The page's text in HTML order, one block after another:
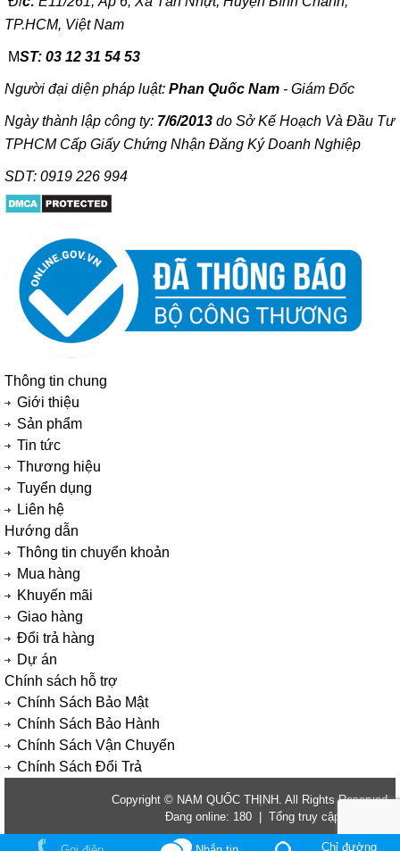
TP.HCM, Việt Nam
MST: 03 12 31 54 53
Người đại diện pháp luật: Phan Quốc Nam - Giám Đốc
Ngày thành lập công ty: 7/6/2013 do Sở Kế Hoạch Và Đầu Tư
TPHCM Cấp Giấy Chứng Nhận Đăng Ký Doanh Nghiệp
SDT: 0919 226 994
Thông tin chung
Giới thiệu
Sản phẩm
Tin tức
Thương hiệu
Tuyển dụng
Liên hệ
Hướng dẫn
Thông tin chuyển khoản
Mua hàng
Khuyến mãi
Giao hàng
Đổi trả hàng
Dự án
Chính sách hỗ trợ
Chính Sách Bảo Mật
Chính Sách Bảo Hành
Chính Sách Vận Chuyển
Chính Sách Đổi Trả
Copyright © NAM QUỐC THỊNH. All Rights Reserved.
Đang online: 180 | Tổng truy cập: 2823988
Chỉ đường